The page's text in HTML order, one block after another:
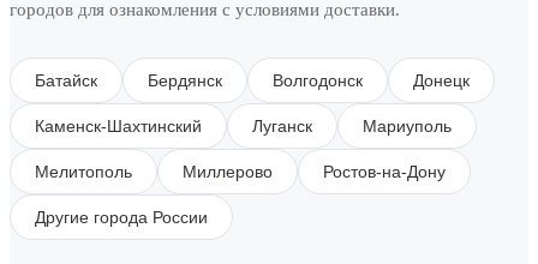
городов для ознакомления с условиями доставки.
Батайск Бердянск Волгодонск Донецк
Каменск-Шахтинский Луганск Мариуполь
Мелитополь Миллерово Ростов-на-Дону
Другие города России